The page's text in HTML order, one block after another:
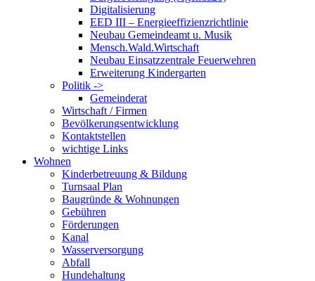
Digitalisierung
EED III – Energieeffizienzrichtlinie
Neubau Gemeindeamt u. Musik
Mensch.Wald.Wirtschaft
Neubau Einsatzzentrale Feuerwehren
Erweiterung Kindergarten
Politik ->
Gemeinderat
Wirtschaft / Firmen
Bevölkerungsentwicklung
Kontaktstellen
wichtige Links
Wohnen
Kinderbetreuung & Bildung
Turnsaal Plan
Baugründe & Wohnungen
Gebühren
Förderungen
Kanal
Wasserversorgung
Abfall
Hundehaltung